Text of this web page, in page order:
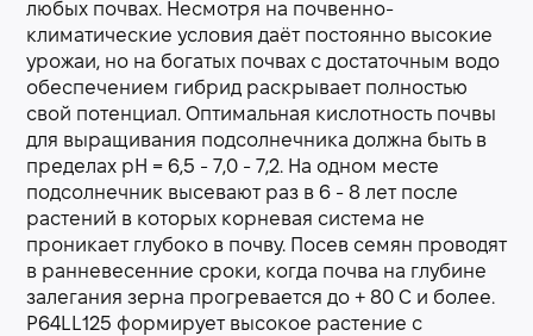
любых почвах. Несмотря на почвенно-
климатические условия даёт постоянно высокие
урожаи, но на богатых почвах с достаточным водо
обеспечением гибрид раскрывает полностью
свой потенциал. Оптимальная кислотность почвы
для выращивания подсолнечника должна быть в
пределах рН = 6,5 - 7,0 - 7,2. На одном месте
подсолнечник высевают раз в 6 - 8 лет после
растений в которых корневая система не
проникает глубоко в почву. Посев семян проводят
в ранневесенние сроки, когда почва на глубине
залегания зерна прогревается до + 80 С и более.
P64LL125 формирует высокое растение с